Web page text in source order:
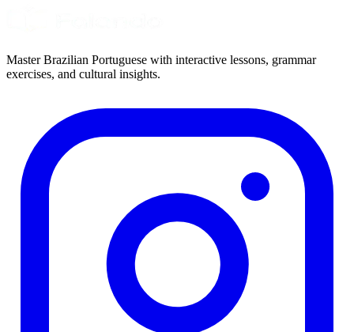
Master Brazilian Portuguese with interactive lessons, grammar
exercises, and cultural insights.